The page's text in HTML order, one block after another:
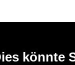
könnte